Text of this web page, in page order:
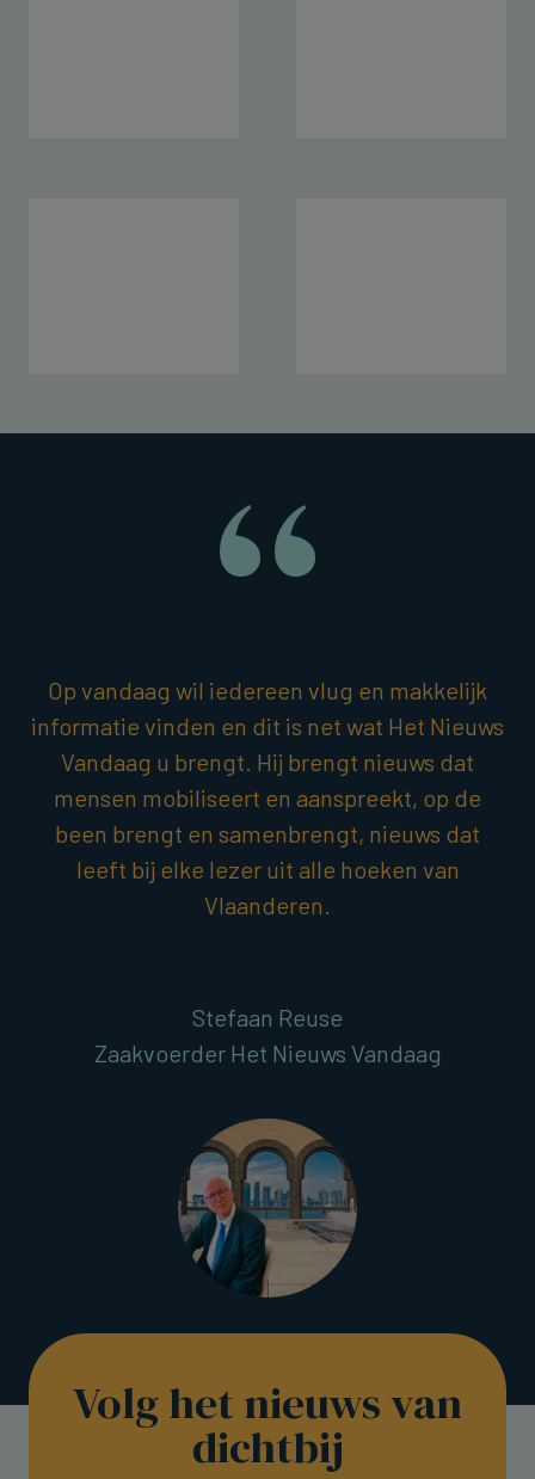
Op vandaag wil iedereen vlug en makkelijk
informatie vinden en dit is net wat Het Nieuws
Vandaag u brengt. Hij brengt nieuws dat
mensen mobiliseert en aanspreekt, op de
been brengt en samenbrengt, nieuws dat
leeft bij elke lezer uit alle hoeken van
Vlaanderen.
Stefaan Reuse
Zaakvoerder Het Nieuws Vandaag
Volg het nieuws van
dichtbij